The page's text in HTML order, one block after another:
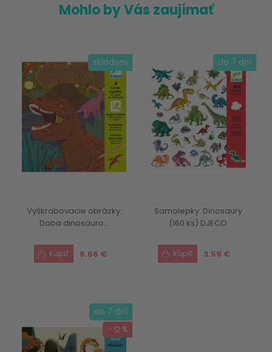
Mohlo by Vás zaujímať
Vyškrabovacie obrázky:
Doba dinosauro...
6.66 €
skladom
Samolepky: Dinosaury
(160 ks) DJECO
3.59 €
do 7 dní
do 7 dní
- 12 %